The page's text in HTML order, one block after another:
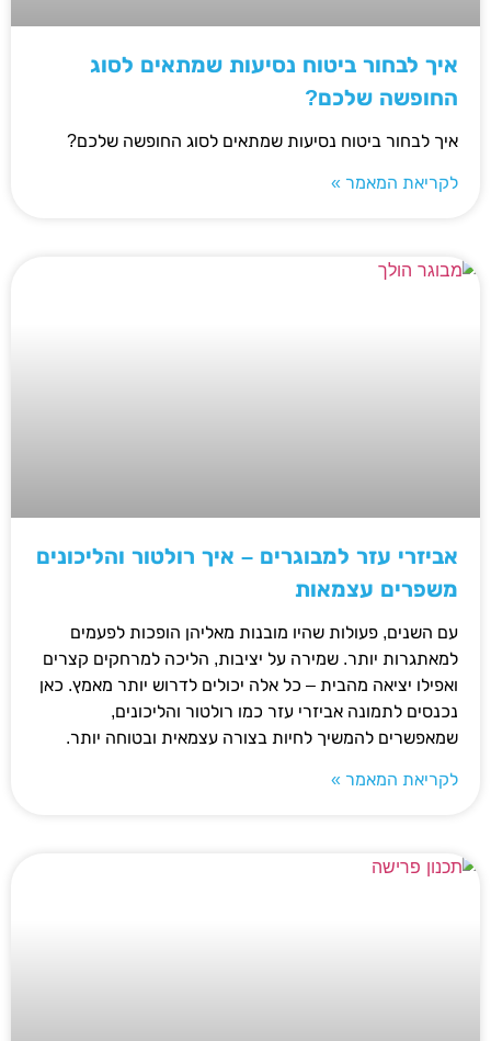
איך לבחור ביטוח נסיעות שמתאים לסוג
החופשה שלכם?
איך לבחור ביטוח נסיעות שמתאים לסוג החופשה שלכם?
לקריאת המאמר »
אביזרי עזר למבוגרים – איך רולטור והליכונים
משפרים עצמאות
עם השנים, פעולות שהיו מובנות מאליהן הופכות לפעמים
למאתגרות יותר. שמירה על יציבות, הליכה למרחקים קצרים
ואפילו יציאה מהבית – כל אלה יכולים לדרוש יותר מאמץ. כאן
נכנסים לתמונה אביזרי עזר כמו רולטור והליכונים,
שמאפשרים להמשיך לחיות בצורה עצמאית ובטוחה יותר.
לקריאת המאמר »